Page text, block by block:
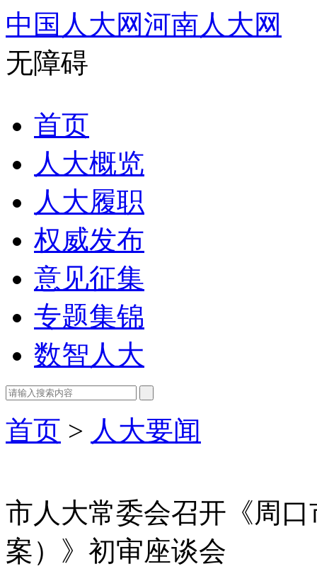
中国人大网河南人大网
无障碍
首页
人大概览
人大履职
权威发布
意见征集
专题集锦
数智人大
首页 > 人大要闻
市人大常委会召开《周
案）》初审座谈会